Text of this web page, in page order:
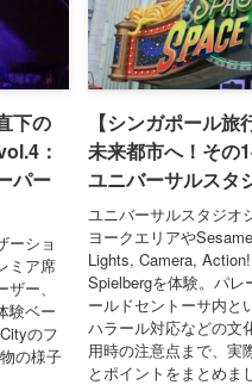
下の
：
パー
ーショ
ミア席
ー、
験ベー
のフ
の様子
【シンガポール
未来都市へ！その
ユニバーサルスタ
ユニバーサルスタジオ
ヨークエリアや
Lights, Camera,
Spielbergを体験。パレ
ールドセントーサ内と
ハラール対応などの文
用時の注意点まで、実
とポイントをまとめま